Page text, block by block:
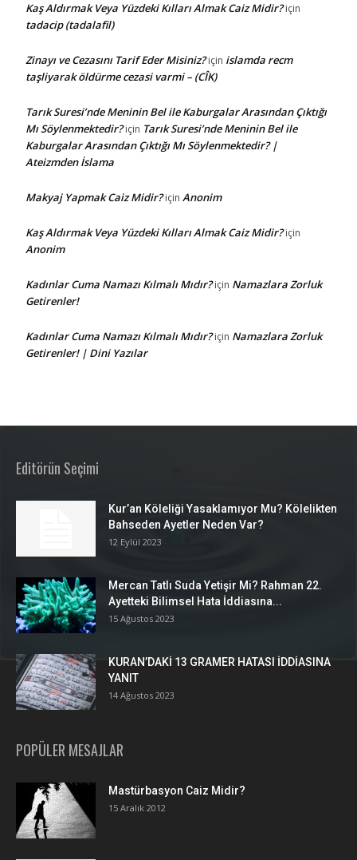
Kaş Aldırmak Veya Yüzdeki Kılları Almak Caiz Midir?için
tadacip (tadalafil)
Zinayı ve Cezasını Tarif Eder Misiniz?için islamda recm
taşliyarak öldürme cezasi varmi – (CÎK)
Tarık Suresi’nde Meninin Bel ile Kaburgalar Arasından Çıktığı
Mı Söylenmektedir?için Tarık Suresi’nde Meninin Bel ile
Kaburgalar Arasından Çıktığı Mı Söylenmektedir? |
Ateizmden İslama
Makyaj Yapmak Caiz Midir?için Anonim
Kaş Aldırmak Veya Yüzdeki Kılları Almak Caiz Midir?için
Anonim
Kadınlar Cuma Namazı Kılmalı Mıdır?için Namazlara Zorluk
Getirenler!
Kadınlar Cuma Namazı Kılmalı Mıdır?için Namazlara Zorluk
Getirenler! | Dini Yazılar
Editörün Seçimi
Kur’an Köleliği Yasaklamıyor Mu? Kölelikten
Bahseden Ayetler Neden Var?
12 Eylül 2023
Mercan Tatlı Suda Yetişir Mi? Rahman 22.
Ayetteki Bilimsel Hata İddiasına...
15 Ağustos 2023
KURAN’DAKİ 13 GRAMER HATASI İDDİASINA
YANIT
14 Ağustos 2023
POPÜLER MESAJLAR
Mastürbasyon Caiz Midir?
15 Aralık 2012